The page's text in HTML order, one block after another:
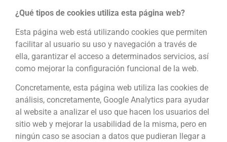
¿Qué tipos de cookies utiliza esta página web?
Esta página web está utilizando cookies que permiten
facilitar al usuario su uso y navegación a través de
ella, garantizar el acceso a determinados servicios, así
como mejorar la configuración funcional de la web.
Concretamente, esta página web utiliza las cookies de
análisis, concretamente, Google Analytics para ayudar
al website a analizar el uso que hacen los usuarios del
sitio web y mejorar la usabilidad de la misma, pero en
ningún caso se asocian a datos que pudieran llegar a